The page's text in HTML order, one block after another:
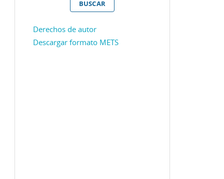
Derechos de autor
Descargar formato METS